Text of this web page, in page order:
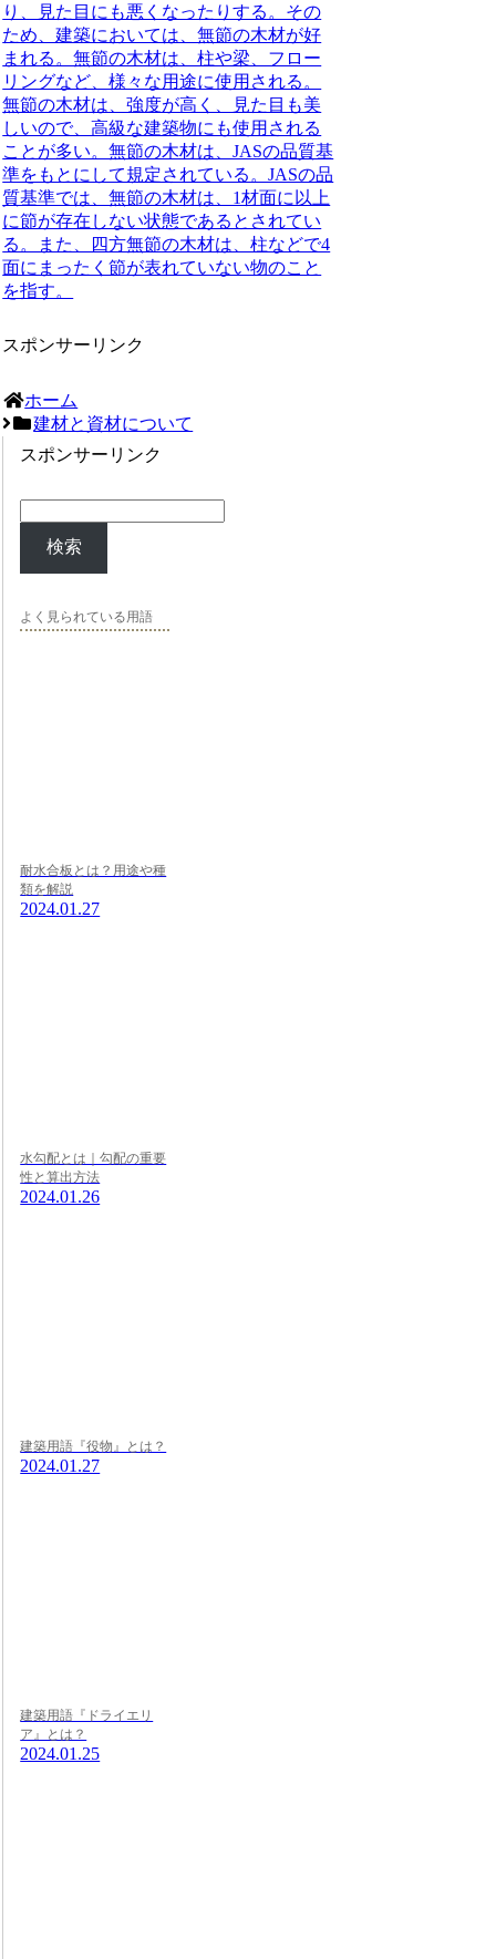
り、見た目にも悪くなったりする。その
ため、建築においては、無節の木材が好
まれる。無節の木材は、柱や梁、フロー
リングなど、様々な用途に使用される。
無節の木材は、強度が高く、見た目も美
しいので、高級な建築物にも使用される
ことが多い。無節の木材は、JASの品質基
準をもとにして規定されている。JASの品
質基準では、無節の木材は、1材面に以上
に節が存在しない状態であるとされてい
る。また、四方無節の木材は、柱などで4
面にまったく節が表れていない物のこと
を指す。
スポンサーリンク
ホーム
建材と資材について
スポンサーリンク
検索
よく見られている用語
耐水合板とは？用途や種
類を解説
2024.01.27
水勾配とは｜勾配の重要
性と算出方法
2024.01.26
建築用語『役物』とは？
2024.01.27
建築用語『ドライエリ
ア』とは？
2024.01.25